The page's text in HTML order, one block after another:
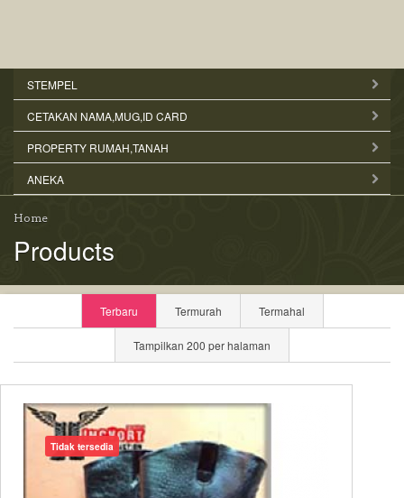
STEMPEL
CETAKAN NAMA,MUG,ID CARD
PROPERTY RUMAH,TANAH
ANEKA
Home
Products
Terbaru Termurah Termahal
Tampilkan 200 per halaman
Tidak tersedia